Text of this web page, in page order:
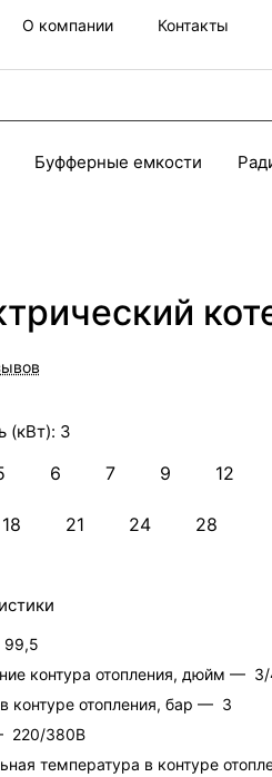
О компании Контакты
Буфферные емкости
(кВт): 3
6 7 9 12
18 21 24 28
99,5
контура отопления, дюйм —
контуре отопления, бар — 3
220/380В
температура в контуре